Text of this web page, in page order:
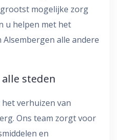
mogelijke zorg
u helpen met het
alle andere
steden
verhuizen van
Ons team zorgt voor
en